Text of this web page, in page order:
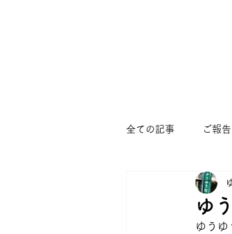
全ての記事 ご報告
まつぼっくりひ
ゆ
ゆうゆ